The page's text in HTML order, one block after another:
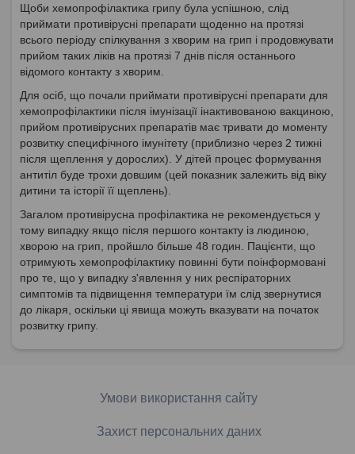
Щоби хемопрофілактика грипу була успішною, слід
приймати противірусні препарати щоденно на протязі
всього періоду спілкування з хворим на грип і продовжувати
прийом таких ліків на протязі 7 днів після останнього
відомого контакту з хворим.
Для осіб, що почали приймати противірусні препарати для
хемопрофілактики після імунізації інактивованою вакциною,
прийом противірусних препаратів має тривати до моменту
розвитку специфічного імунітету (приблизно через 2 тижні
після щеплення у дорослих). У дітей процес формування
антитіл буде трохи довшим (цей показник залежить від віку
дитини та історії її щеплень).
Загалом противірусна профілактика не рекомендується у
тому випадку якщо після першого контакту із людиною,
хворою на грип, пройшло більше 48 годин. Пацієнти, що
отримують хемопрофілактику повинні бути поінформовані
про те, що у випадку з'явлення у них респіраторних
симптомів та підвищення температури їм слід звернутися
до лікаря, оскільки ці явища можуть вказувати на початок
розвитку грипу.
Умови використання сайту
Захист персональних даних